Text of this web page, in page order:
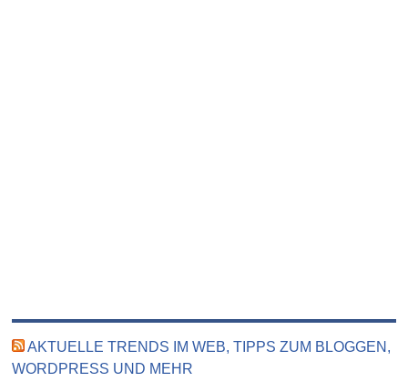
AKTUELLE TRENDS IM WEB, TIPPS ZUM BLOGGEN,
WORDPRESS UND MEHR